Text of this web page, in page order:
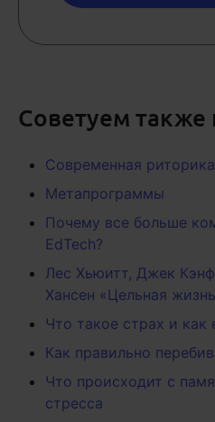
Советуем также
Современная риторика
Метапрограммы
Почему все больше
EdTech?
Лес Хьюитт, Джек
Хансен «Цельная
Что такое страх и как
Как правильно
Что происходит с
стресса